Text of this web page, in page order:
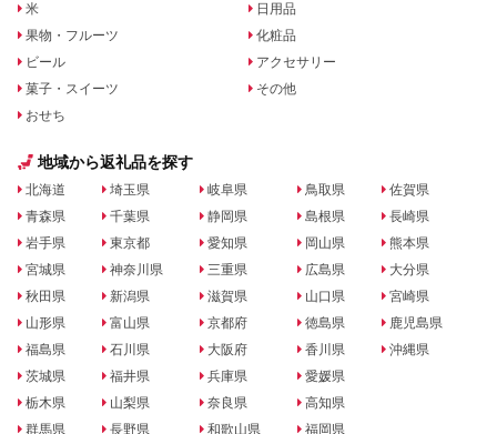
米
果物・フルーツ
ビール
菓子・スイーツ
おせち
日用品
化粧品
アクセサリー
その他
地域から返礼品を探す
北海道
青森県
岩手県
宮城県
秋田県
山形県
福島県
茨城県
栃木県
群馬県
埼玉県
千葉県
東京都
神奈川県
新潟県
富山県
石川県
福井県
山梨県
長野県
岐阜県
静岡県
愛知県
三重県
滋賀県
京都府
大阪府
兵庫県
奈良県
和歌山県
鳥取県
島根県
岡山県
広島県
山口県
徳島県
香川県
愛媛県
高知県
福岡県
佐賀県
長崎県
熊本県
大分県
宮崎県
鹿児島県
沖縄県